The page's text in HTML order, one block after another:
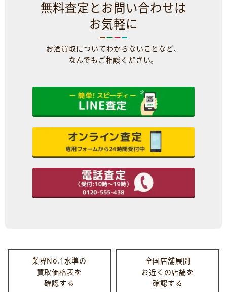
無料査定とお問い合わせは
お気軽に
お酒買取についてわからないことなど、
なんでもご相談ください。
業界No.1水準の
買取価格表を
確認する
全国店舗展開
お近くの店舗を
確認する